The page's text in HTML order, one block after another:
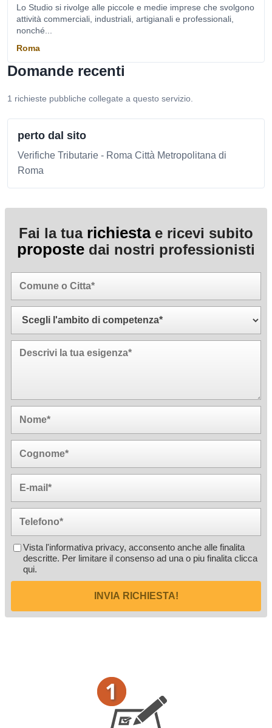
Lo Studio si rivolge alle piccole e medie imprese che svolgono
attività commerciali, industriali, artigianali e professionali,
nonché...
Roma
Domande recenti
1 richieste pubbliche collegate a questo servizio.
perto dal sito
Verifiche Tributarie - Roma Città Metropolitana di
Roma
Fai la tua richiestae ricevi subito
proposte dai nostri professionisti
Vista l'informativa privacy, acconsento anche alle finalita
descritte. Per limitare il consenso ad una o piu finalita clicca
qui.
INVIA RICHIESTA!